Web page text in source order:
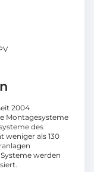
2004
Montagesysteme
des
weniger als 130
werden